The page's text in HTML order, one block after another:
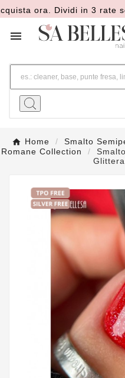
ora. Dividi in 3 rate

Home Smalto
Romane Collection